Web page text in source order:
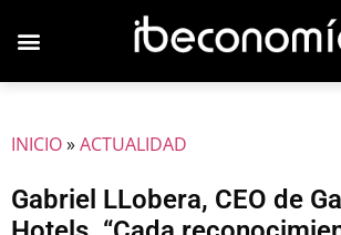
INICIO»ACTUALIDAD
Gabriel LLobera, CEO de